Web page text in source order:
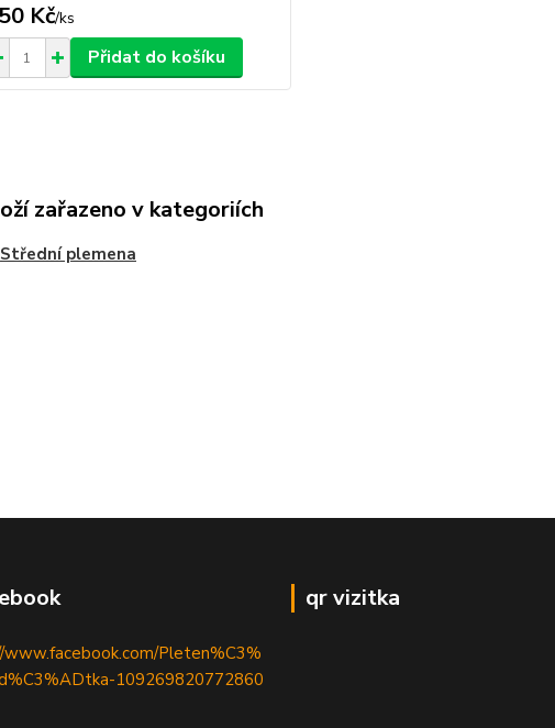
Kč/ks
Přidat do košíku
zařazeno v kategoriích
Střední plemena
Pleten%C3%
109269820772860
qr vizitka